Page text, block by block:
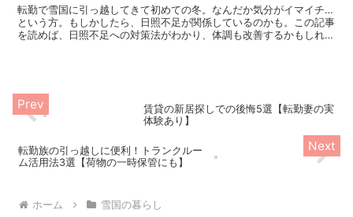
転勤で雪国に引っ越してきて初めての冬。なんだか気分がイマイチ…
という方。もしかしたら、日照不足が関係しているのかも。この記事
を読めば、日照不足への対策法がわかり、体調も改善するかもしれま
賃貸の新居探しでの後悔5選【転勤妻の実
体験あり】
転勤族の引っ越しに便利！トランクルー
ム活用法3選【荷物の一時保管にも】
ホーム 雪国の暮らし